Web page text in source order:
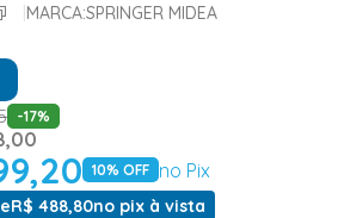
MARCA:SPRINGER MIDEA
-17%
,00
,20 10% OFF no Pix
R$ 488,80no pix à vista